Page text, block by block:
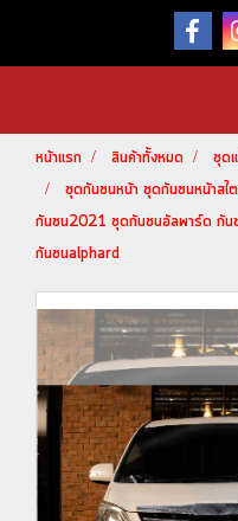
หน้าแรก สินค้าทั้งหมด
ชุด
ชุดกันชนหน้า ชุดกันชนหน้าส
กันชน2021 ชุดกันชนอัลพาร์ด กัน
กันชนalphard